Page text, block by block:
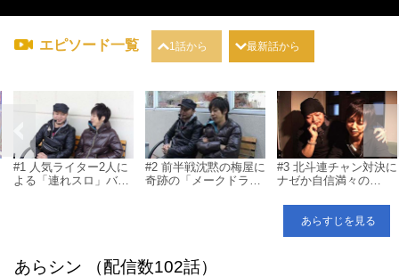
エピソード一覧 1話から 最新話から
#1 人気ライター2人に
よる「連れスロ」バラ
#2 前半戦沈黙の梅屋に
奇跡の「メークドラ
#3 北斗連チャン対決に
ナゼか自信満々の
あらすじを見る
あらシン （配信数102話）